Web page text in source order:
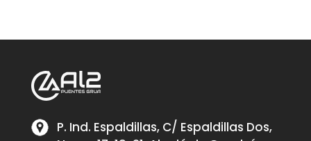
P. Ind. Espaldillas, C/ Espaldillas Dos,